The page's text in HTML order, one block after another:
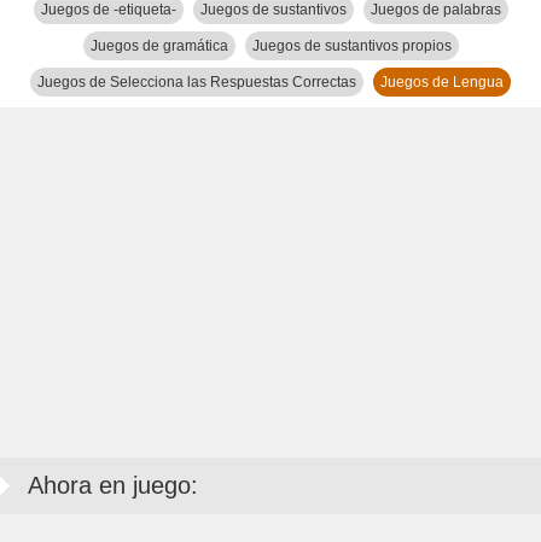
Juegos de -etiqueta- Juegos de sustantivos Juegos de palabras
Juegos de gramática Juegos de sustantivos propios
Juegos de Selecciona las Respuestas Correctas Juegos de Lengua
Ahora en juego: